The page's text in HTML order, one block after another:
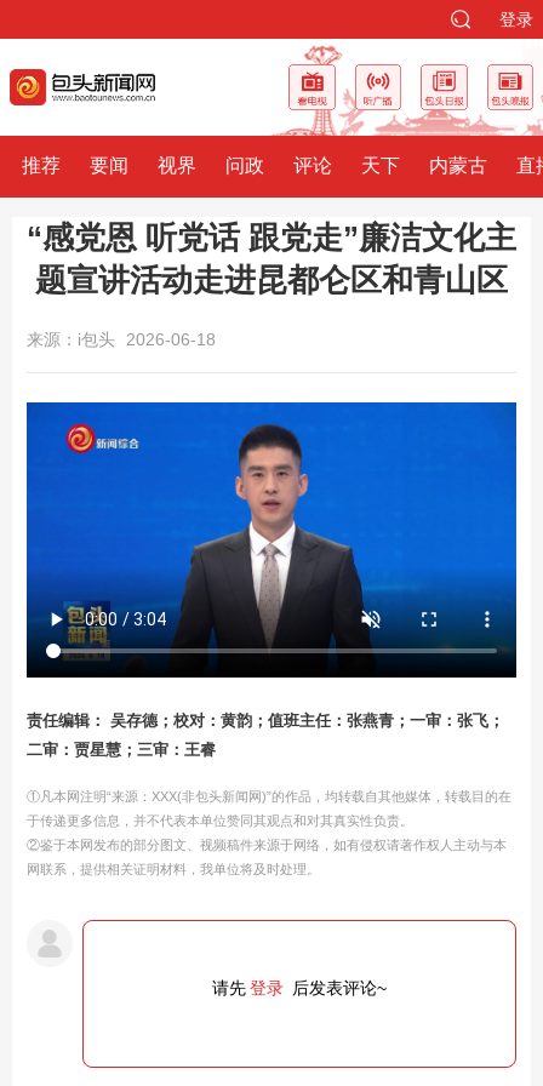
登录
推荐 要闻 视界 问政 评论 天下 内蒙古 直
“感党恩 听党话 跟党走”廉洁文化主
题宣讲活动走进昆都仑区和青山区
来源：i包头 2026-06-18
责任编辑： 吴存德；校对：黄韵；值班主任：张燕青；一审：张飞；
二审：贾星慧；三审：王睿
①凡本网注明“来源：XXX(非包头新闻网)”的作品，均转载自其他媒体，转载目的在
于传递更多信息，并不代表本单位赞同其观点和对其真实性负责。
②鉴于本网发布的部分图文、视频稿件来源于网络，如有侵权请著作权人主动与本
网联系，提供相关证明材料，我单位将及时处理。
请先登录 后发表评论~